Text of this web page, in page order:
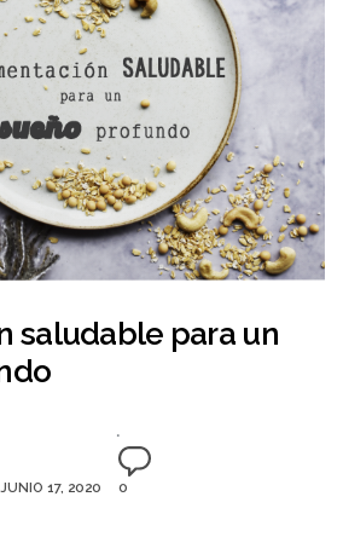
saludable para un
JUNIO 17, 2020 0